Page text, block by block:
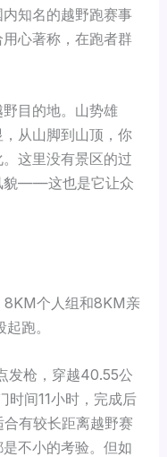
知名的越野跑赛事
心著称，在跑者群
目的地。山势雄
从山脚到山顶，你
这里没有景区的过
貌——这也是它让众
8KM个人组和8KM亲
跑。
发枪，穿越40.55公
时间11小时，完成后
有较长距离越野赛
不小的考验。但如